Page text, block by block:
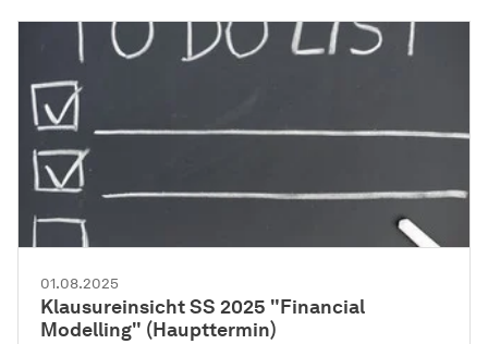
01.08.2025
Klausureinsicht SS 2025 "Financial
Modelling" (Haupttermin)